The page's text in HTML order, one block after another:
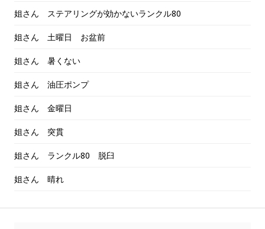
姐さん ステアリングが効かないランクル80
姐さん 土曜日 お盆前
姐さん 暑くない
姐さん 油圧ポンプ
姐さん 金曜日
姐さん 突貫
姐さん ランクル80 脱臼
姐さん 晴れ